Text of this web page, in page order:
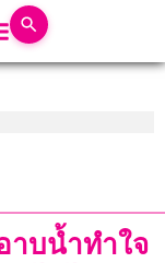
าบน้ำทำใจ